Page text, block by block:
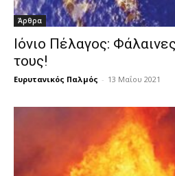
Άρθρα
Ιόνιο Πέλαγος:
τους!
Ευρυτανικός Παλμός - 13 Μαΐου 2021